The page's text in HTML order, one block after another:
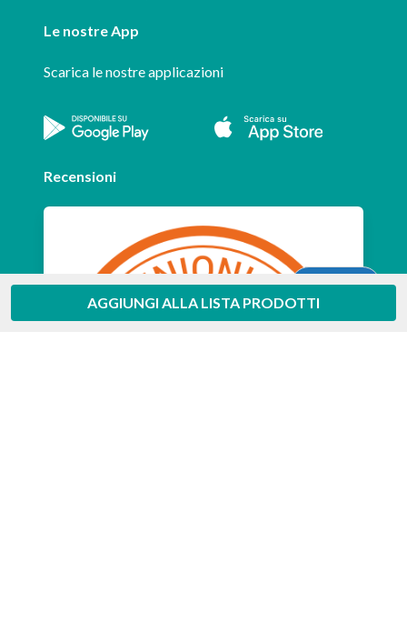
AGGIUNGI ALLA LISTA PRODOTTI
Le nostre App
Scarica le nostre applicazioni
Recensioni
Aiuto